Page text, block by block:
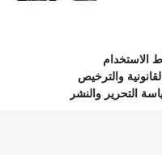
الاستخدام
والترخيص
التحرير والنشر